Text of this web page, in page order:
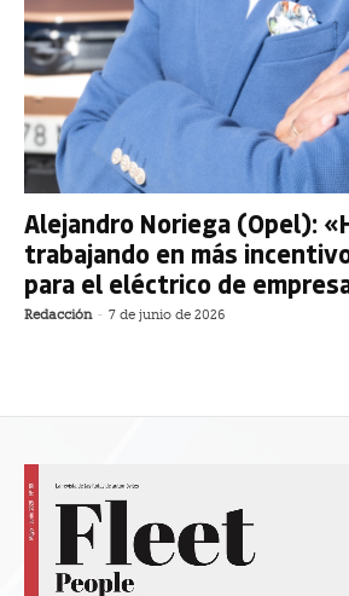
Alejandro Noriega (Opel):
trabajando en más
para el eléctrico de
Redacción - 7 de junio de 2026